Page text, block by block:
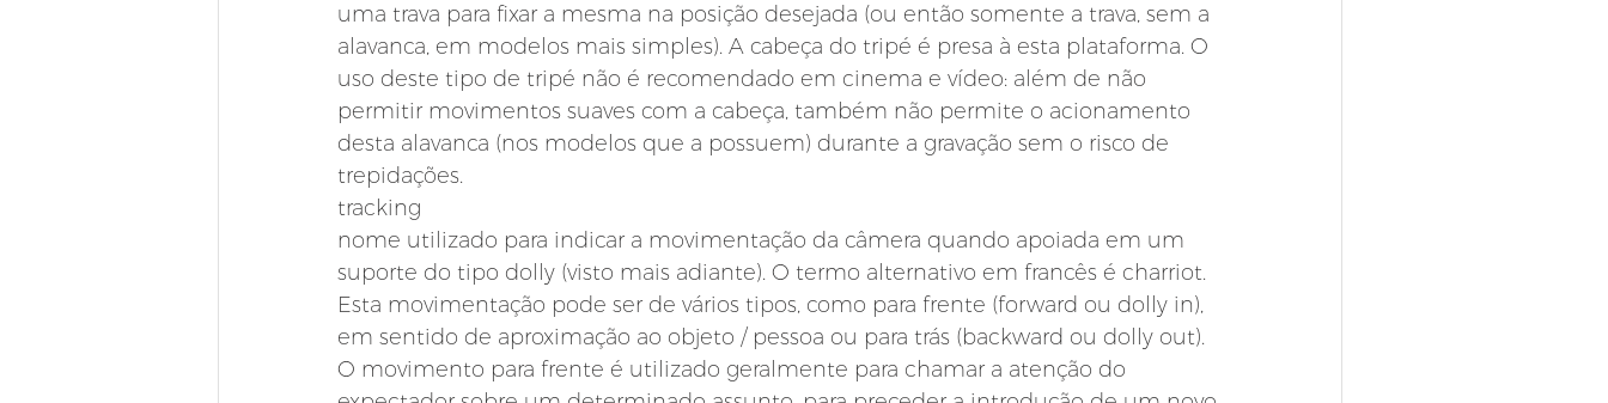
uma trava para fixar a mesma na posição desejada (ou então somente a trava, sem a
alavanca, em modelos mais simples). A cabeça do tripé é presa à esta plataforma. O
uso deste tipo de tripé não é recomendado em cinema e vídeo: além de não
permitir movimentos suaves com a cabeça, também não permite o acionamento
desta alavanca (nos modelos que a possuem) durante a gravação sem o risco de
trepidações.
tracking
nome utilizado para indicar a movimentação da câmera quando apoiada em um
suporte do tipo dolly (visto mais adiante). O termo alternativo em francês é charriot.
Esta movimentação pode ser de vários tipos, como para frente (forward ou dolly in),
em sentido de aproximação ao objeto / pessoa ou para trás (backward ou dolly out).
O movimento para frente é utilizado geralmente para chamar a atenção do